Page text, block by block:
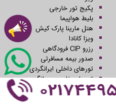
پکیج تور خارجی
بلیط هواپیما
هتل مارینا پارک کیش
ویزا کانادا
رزرو CIP فرودگاهی
صدور بیمه مسافرتی
تورهای داخلی ایرانگردی
تورهای خارجی جهانگردی
تورهای یک روزه